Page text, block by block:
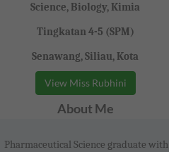
Science, Biology, Kimia
Tingkatan 4-5 (SPM)
Senawang, Siliau, Kota
View Miss Rubhini
About Me
Pharmaceutical Science graduate with